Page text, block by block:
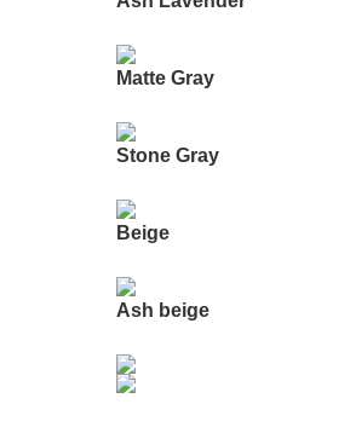
Matte Gray
Stone Gray
Beige
Ash beige